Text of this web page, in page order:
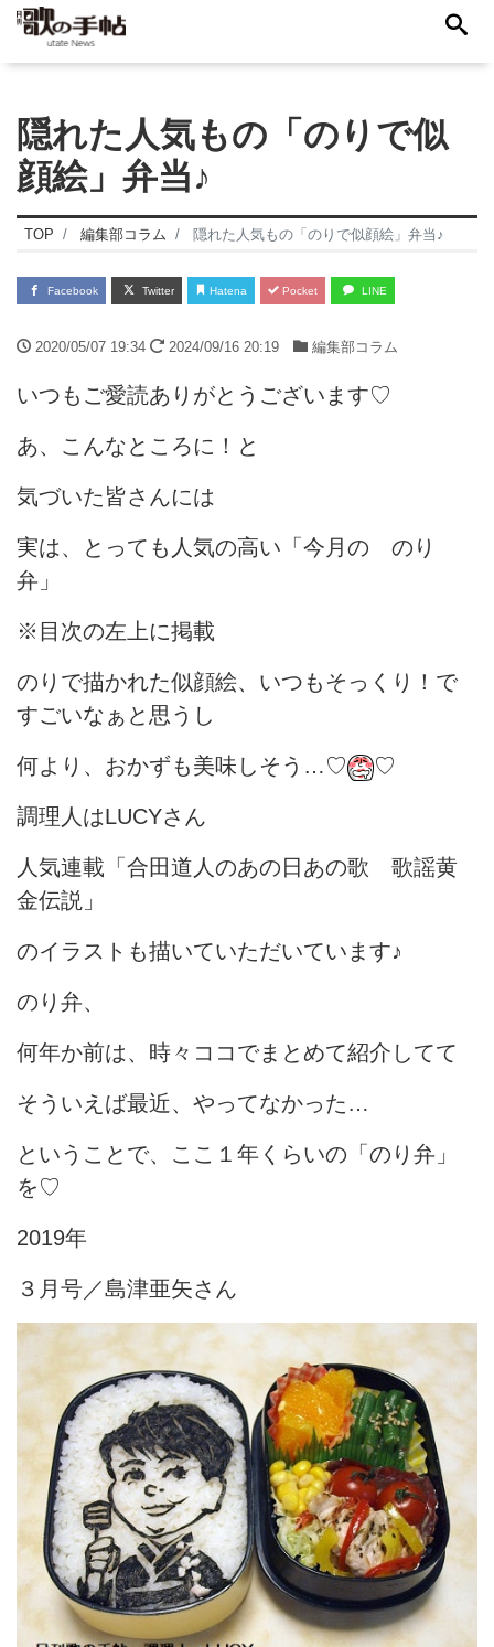
隠れた人気もの「のりで似
顔絵」弁当♪
TOP 編集部コラム 隠れた人気もの「のりで似顔絵」弁当♪
Facebook Twitter Hatena Pocket LINE
2020/05/07 19:34 2024/09/16 20:19 編集部コラム
いつもご愛読ありがとうございます♡
あ、こんなところに！と
気づいた皆さんには
実は、とっても人気の高い「今月の のり
弁」
※目次の左上に掲載
のりで描かれた似顔絵、いつもそっくり！で
すごいなぁと思うし
何より、おかずも美味しそう…♡ ♡
調理人はLUCYさん
人気連載「合田道人のあの日あの歌 歌謡黄
金伝説」
のイラストも描いていただいています♪
のり弁、
何年か前は、時々ココでまとめて紹介してて
そういえば最近、やってなかった…
ということで、ここ１年くらいの「のり弁」
を♡
2019年
３月号／島津亜矢さん